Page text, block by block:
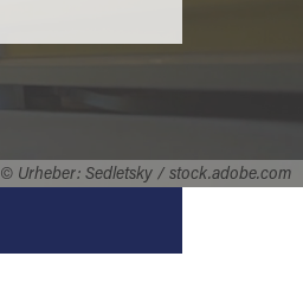
© Urheber: Sedletsky / stock.adobe.com